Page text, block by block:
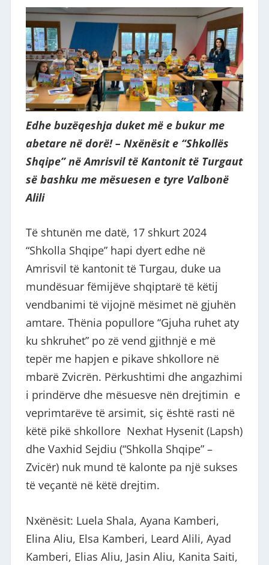
Edhe buzëqeshja duket më e bukur me
abetare në dorë! – Nxënësit e “Shkollës
Shqipe” në Amrisvil të Kantonit të Turgaut
së bashku me mësuesen e tyre Valbonë
Alili
Të shtunën me datë, 17 shkurt 2024
“Shkolla Shqipe” hapi dyert edhe në
Amrisvil të kantonit të Turgau, duke ua
mundësuar fëmijëve shqiptarë të këtij
vendbanimi të vijojnë mësimet në gjuhën
amtare. Thënia popullore “Gjuha ruhet aty
ku shkruhet” po zë vend gjithnjë e më
tepër me hapjen e pikave shkollore në
mbarë Zvicrën. Përkushtimi dhe angazhimi
i prindërve dhe mësuesve nën drejtimin e
veprimtarëve të arsimit, siç është rasti në
këtë pikë shkollore Nexhat Hysenit (Lapsh)
dhe Vaxhid Sejdiu (“Shkolla Shqipe” –
Zvicër) nuk mund të kalonte pa një sukses
të veçantë në këtë drejtim.
Nxënësit: Luela Shala, ⁠Ayana Kamberi,
Elina Aliu, ⁠Elsa Kamberi, Leard Alili, ⁠Ayad
Kamberi, ⁠Elias Aliu, Jasin Aliu, ⁠Kanita Saiti,